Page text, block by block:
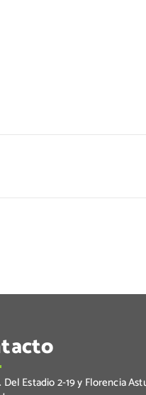
Del Estadio 2-19 y Florencia